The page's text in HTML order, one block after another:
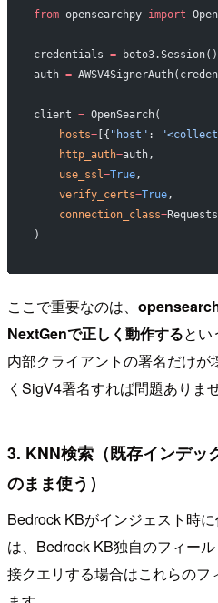
from opensearchpy import
credentials =
auth =
client = OpenSearch(
    hosts
=[{ "host" :
    http_auth
=auth,
    use_ssl
=True,
    verify_certs
=True,
    connection_class
=
)
ここで重要なのは、
NextGenで正しく動作すると
内部クライアントの署名だけ
くSigV4署名すれば問題ありませ
3. KNN検索（既存インデッ
のまま使う）
Bedrock KBがインジェスト時
は、Bedrock KB独自のフィー
接クエリする場合はこれらのフ